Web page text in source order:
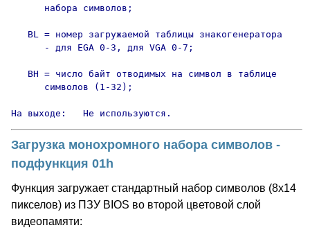
      набора символов;
   BL = номер загружаемой таблицы знакогенератора
      - для EGA 0-3, для VGA 0-7;
   BH = число байт отводимых на символ в таблице
      символов (1-32);
На выходе:   Не используются.
Загрузка монохромного набора символов -
подфункция 01h
Функция загружает стандартный набор символов (8х14
пикселов) из ПЗУ BIOS во второй цветовой слой
видеопамяти: